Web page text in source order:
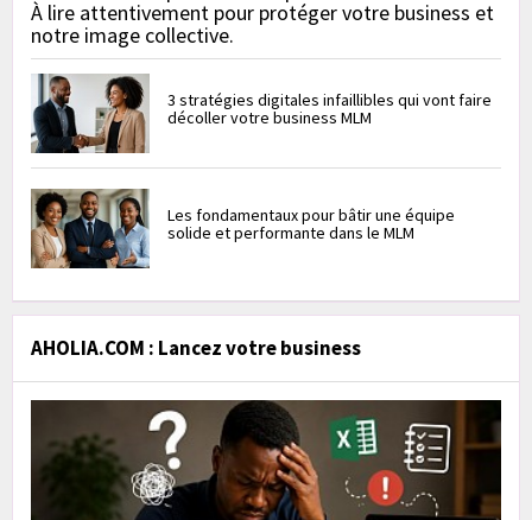
À lire attentivement pour protéger votre business et
notre image collective.
3 stratégies digitales infaillibles qui vont faire
décoller votre business MLM
Les fondamentaux pour bâtir une équipe
solide et performante dans le MLM
AHOLIA.COM : Lancez votre business